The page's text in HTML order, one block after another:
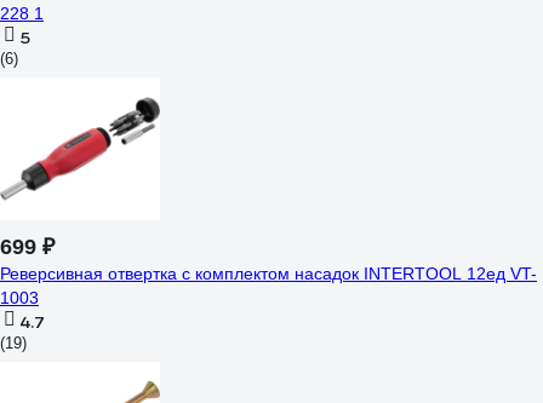
228 1
5
(6)
699 ₽
Реверсивная отвертка с комплектом насадок INTERTOOL 12ед VT-
1003
4.7
(19)